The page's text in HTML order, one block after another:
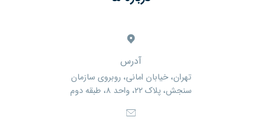
آدرس
تهران، خیابان امانی، روبروی سازمان
سنجش، پلاک ۲۲، واحد ۸، طبقه دوم